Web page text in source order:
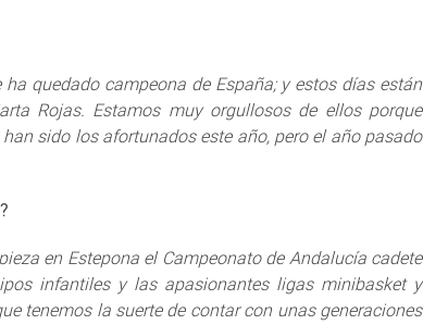
quedado campeona de España; y estos días están
Rojas. Estamos muy orgullosos de ellos porque
sido los afortunados este año, pero el año pasado
en Estepona el Campeonato de Andalucía cadete
infantiles y las apasionantes ligas minibasket y
tenemos la suerte de contar con unas generaciones